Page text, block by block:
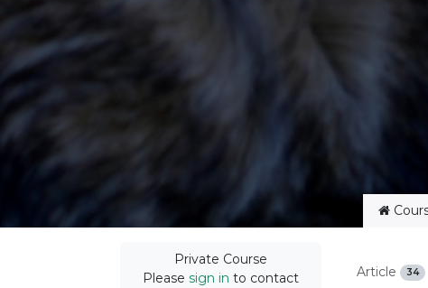
Private Course
Please sign in to contact
Article 34